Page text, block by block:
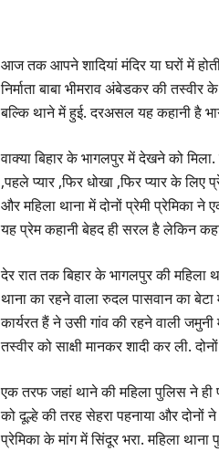
आज तक आपने शादियां मंदिर या घरों में
निर्माता बाबा भीमराव अंबेडकर की
बल्कि थाने में हुई. दरअसल यह कहानी है
वाक्या बिहार के भागलपुर में देखने को
,पहले प्यार ,फिर धोखा ,फिर प्यार के
और महिला थाना में दोनों प्रेमी प्रेमिका
यह प्रेम कहानी बेहद ही सरल है लेकिन
देर रात तक बिहार के भागलपुर की महिला
थाना का रहने वाला रुदल पासवान का
कार्यरत हैं ने उसी गांव की रहने वाली
तस्वीर को साक्षी मानकर शादी कर ली.
एक तरफ जहां थाने की महिला पुलिस ने ही
को दूल्हे की तरह सेहरा पहनाया और दोनों
प्रेमिका के मांग में सिंदूर भरा. महिला